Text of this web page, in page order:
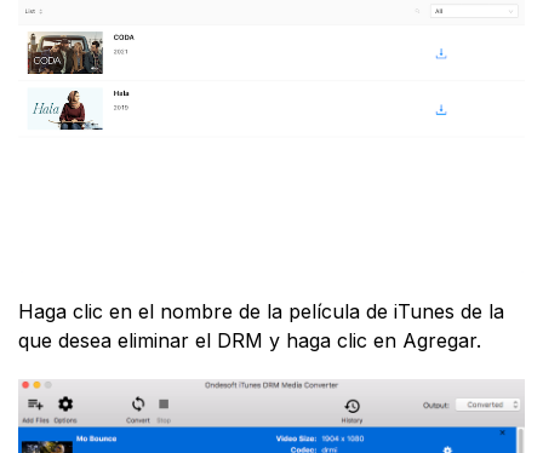
Haga clic en el nombre de la película de iTunes de la
que desea eliminar el DRM y haga clic en Agregar.